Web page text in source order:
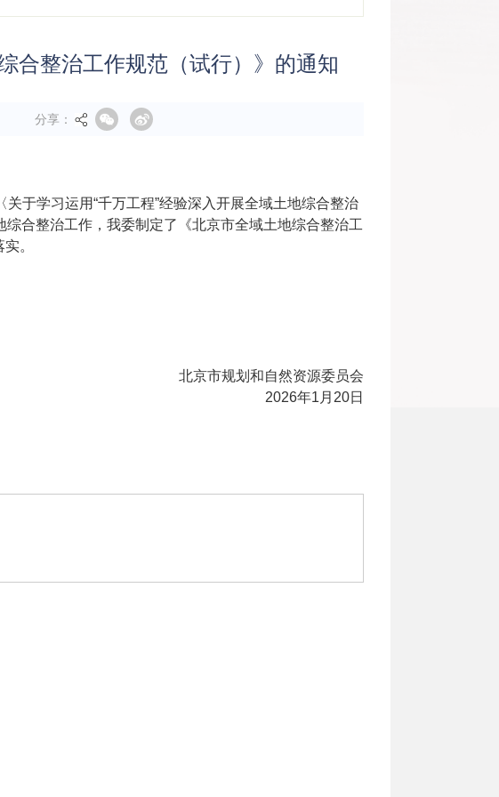
合整治工作规范（试行）》的通知
分享：
于学习运用“千万工程”经验深入开展全域土地综合整治
合整治工作，我委制定了《北京市全域土地综合整治工
。
北京市规划和自然资源委员会
2026年1月20日